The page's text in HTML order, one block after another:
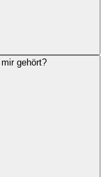
gehört?